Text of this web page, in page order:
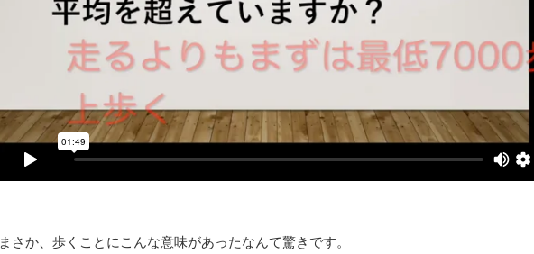
まさか、歩くことにこんな意味があったなんて驚きです。